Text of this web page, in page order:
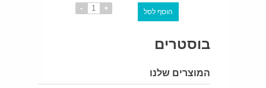
בוסטרים
המוצרים שלנו